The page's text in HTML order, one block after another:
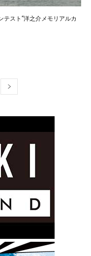
テスト”洋之介メモリアルカ